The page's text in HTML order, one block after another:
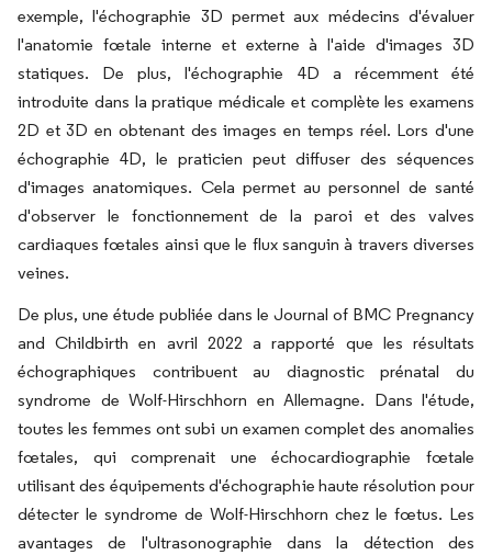
exemple, l'échographie 3D permet aux médecins d'évaluer
l'anatomie fœtale interne et externe à l'aide d'images 3D
statiques. De plus, l'échographie 4D a récemment été
introduite dans la pratique médicale et complète les examens
2D et 3D en obtenant des images en temps réel. Lors d'une
échographie 4D, le praticien peut diffuser des séquences
d'images anatomiques. Cela permet au personnel de santé
d'observer le fonctionnement de la paroi et des valves
cardiaques fœtales ainsi que le flux sanguin à travers diverses
veines.
De plus, une étude publiée dans le Journal of BMC Pregnancy
and Childbirth en avril 2022 a rapporté que les résultats
échographiques contribuent au diagnostic prénatal du
syndrome de Wolf-Hirschhorn en Allemagne. Dans l'étude,
toutes les femmes ont subi un examen complet des anomalies
fœtales, qui comprenait une échocardiographie fœtale
utilisant des équipements d'échographie haute résolution pour
détecter le syndrome de Wolf-Hirschhorn chez le fœtus. Les
avantages de l'ultrasonographie dans la détection des